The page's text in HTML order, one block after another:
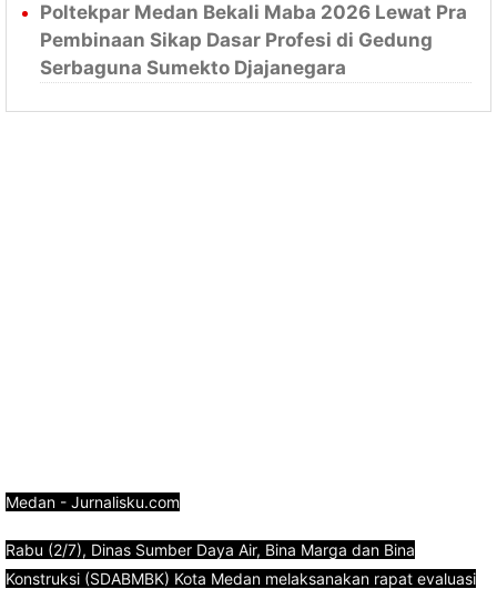
Poltekpar Medan Bekali Maba 2026 Lewat Pra
Pembinaan Sikap Dasar Profesi di Gedung
Serbaguna Sumekto Djajanegara
Medan - Jurnalisku.com
Rabu (2/7), Dinas Sumber Daya Air, Bina Marga dan Bina
Konstruksi (SDABMBK) Kota Medan melaksanakan rapat evaluasi